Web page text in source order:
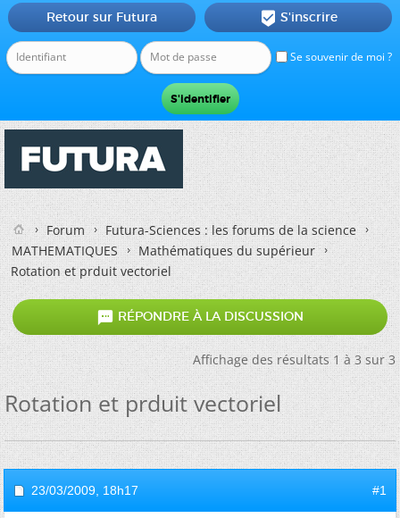
Se souvenir de moi ?
Retour sur Futura  S'inscrire
Forum
Futura-Sciences : les forums de la science
MATHEMATIQUES
Mathématiques du supérieur
Rotation et prduit vectoriel
 RÉPONDRE À LA DISCUSSION
Affichage des résultats 1 à 3 sur 3
Rotation et prduit vectoriel
23/03/2009, 18h17 #1